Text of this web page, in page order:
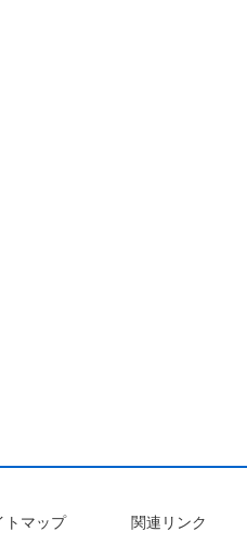
トマップ 関連リンク